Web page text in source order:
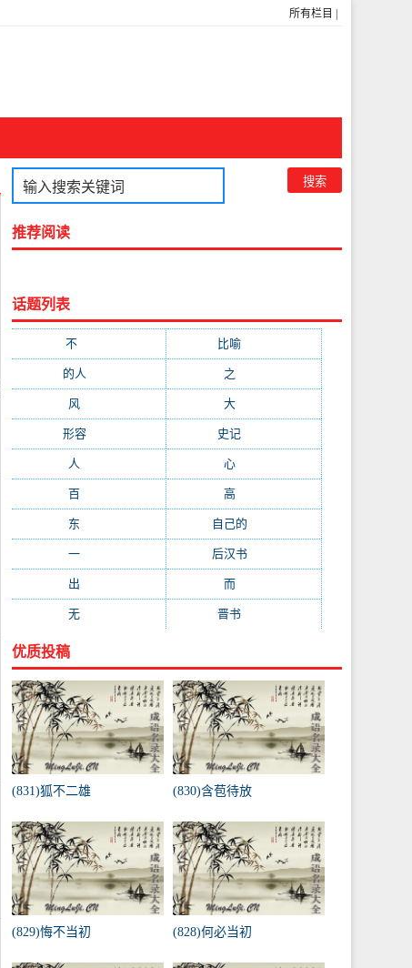
所有栏目
推荐阅读
话题列表
不(1048) 比喻
的人 之
风 大(292)
形容(281) 史记
人 心(200)
百 高(190)
东 自己的
一 后汉书(177)
出 而(164)
无 晋书
优质投稿
(831)狐不二雄 (830)含苞待放
(829)悔不当初 (828)何必当初